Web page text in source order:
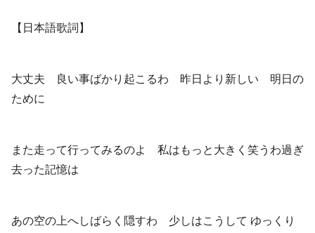
【日本語歌詞】
大丈夫 良い事ばかり起こるわ 昨日より新しい 明日の
ために
また走って行ってみるのよ 私はもっと大きく笑うわ過ぎ
去った記憶は
あの空の上へしばらく隠すわ 少しはこうして ゆっくり